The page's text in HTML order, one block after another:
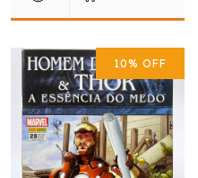
10% OFF